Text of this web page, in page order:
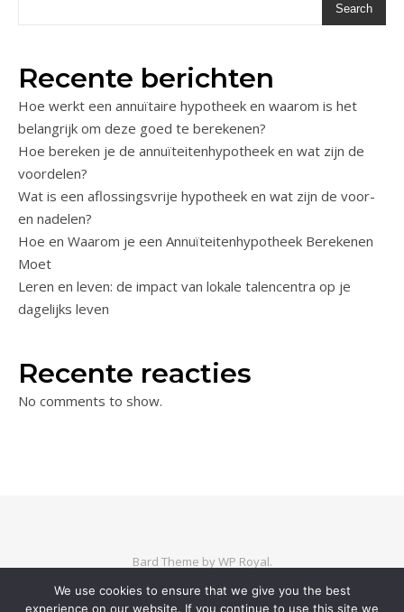
Search
Recente berichten
Hoe werkt een annuïtaire hypotheek en waarom is het
belangrijk om deze goed te berekenen?
Hoe bereken je de annuïteitenhypotheek en wat zijn de
voordelen?
Wat is een aflossingsvrije hypotheek en wat zijn de voor-
en nadelen?
Hoe en Waarom je een Annuïteitenhypotheek Berekenen
Moet
Leren en leven: de impact van lokale talencentra op je
dagelijks leven
Recente reacties
No comments to show.
Bard Theme byWP Royal.
We use cookies to ensure that we give you the best
experience on our website. If you continue to use this site we